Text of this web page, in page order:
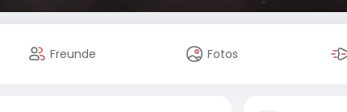
Freunde Fotos